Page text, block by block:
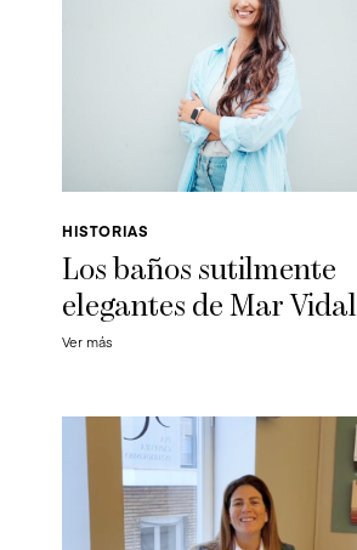
HISTORIAS
Los baños sutilmente
elegantes de Mar Vidal
Ver más